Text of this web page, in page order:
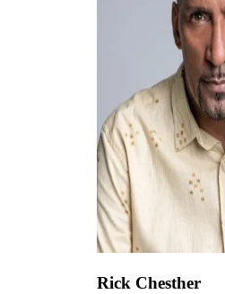
Rick Chesther